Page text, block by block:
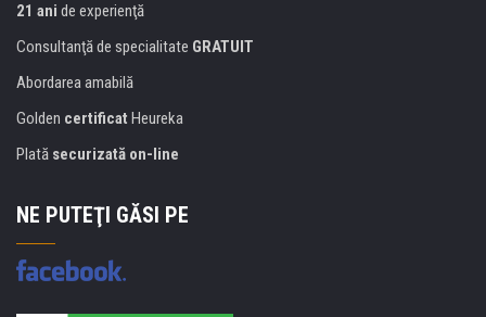
21 ani de experienţă
Consultanţă de specialitate GRATUIT
Abordarea amabilă
Golden certificat Heureka
Plată securizată on-line
NE PUTEŢI GĂSI PE